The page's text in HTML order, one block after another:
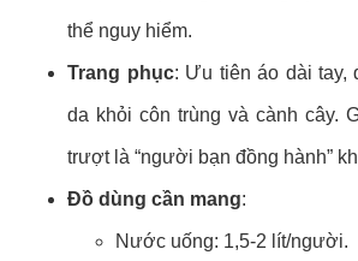
thể nguy hiểm.
Trang phục: Ưu tiên áo dài tay,
da khỏi côn trùng và cành cây.
trượt là “người bạn đồng hành”
Đồ dùng cần mang:
Nước uống: 1,5-2 lít/người.